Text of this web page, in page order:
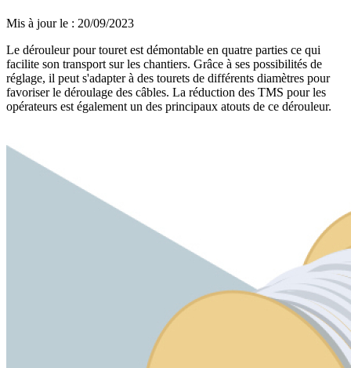
Mis à jour le : 20/09/2023
Le dérouleur pour touret est démontable en quatre parties ce qui
facilite son transport sur les chantiers. Grâce à ses possibilités de
réglage, il peut s'adapter à des tourets de différents diamètres pour
favoriser le déroulage des câbles. La réduction des TMS pour les
opérateurs est également un des principaux atouts de ce dérouleur.